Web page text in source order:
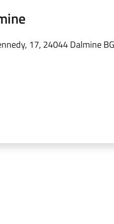
17, 24044 Dalmine